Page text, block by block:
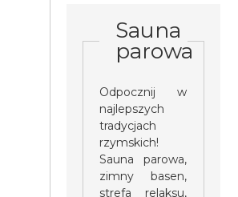
Sauna
parowa
Odpocznij w
najlepszych
tradycjach
rzymskich!
Sauna parowa,
zimny basen,
strefa relaksu,